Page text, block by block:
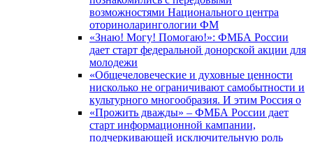
возможностями Национального центра
оториноларингологии ФМ
«Знаю! Могу! Помогаю!»: ФМБА России
дает старт федеральной донорской акции для
молодежи
«Общечеловеческие и духовные ценности
нисколько не ограничивают самобытности и
культурного многообразия. И этим Россия о
«Прожить дважды» – ФМБА России дает
старт информационной кампании,
подчеркивающей исключительную роль